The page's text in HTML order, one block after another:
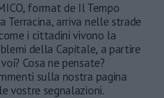
format de Il Tempo
Terracina, arriva nelle strade
i cittadini vivono la
della Capitale, a partire
Cosa ne pensate?
sulla nostra pagina
vostre segnalazioni.